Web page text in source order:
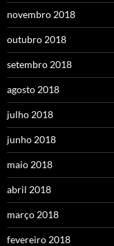
novembro 2018
outubro 2018
setembro 2018
agosto 2018
julho 2018
junho 2018
maio 2018
abril 2018
março 2018
fevereiro 2018